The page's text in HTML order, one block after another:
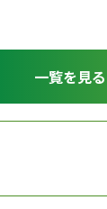
一覧を見る